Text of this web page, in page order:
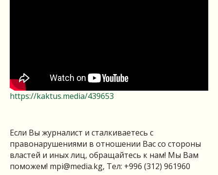
https://kaktus.media/439653
Если Вы журналист и сталкиваетесь с
правонарушениями в отношении Вас со стороны
властей и иных лиц, обращайтесь к нам! Мы Вам
поможем! mpi@media.kg, Тел: +996 (312) 961960